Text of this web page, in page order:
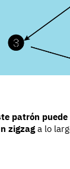
patrón
zigzag a lo